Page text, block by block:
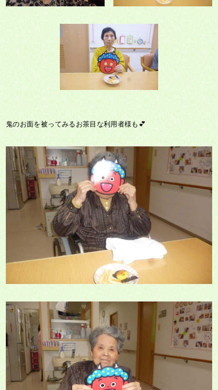
鬼のお面を被ってみるお茶目な利用者様も💕